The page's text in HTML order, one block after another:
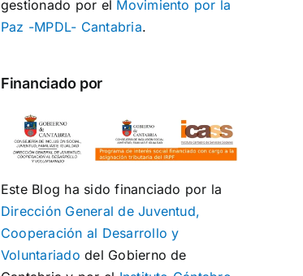
gestionado por el Movimiento por la
Paz -MPDL- Cantabria.
Financiado por
Este Blog ha sido financiado por la
Dirección General de Juventud,
Cooperación al Desarrollo y
Voluntariado del Gobierno de